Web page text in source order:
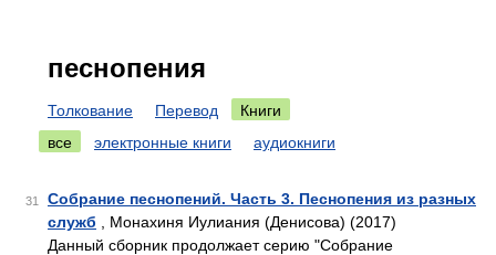
песнопения
Толкование Перевод
Книги
все
электронные книги аудиокниги
31
Собрание песнопений. Часть 3. Песнопения из разных
служб , Монахиня Иулиания (Денисова) (2017)
Данный сборник продолжает серию "Собрание